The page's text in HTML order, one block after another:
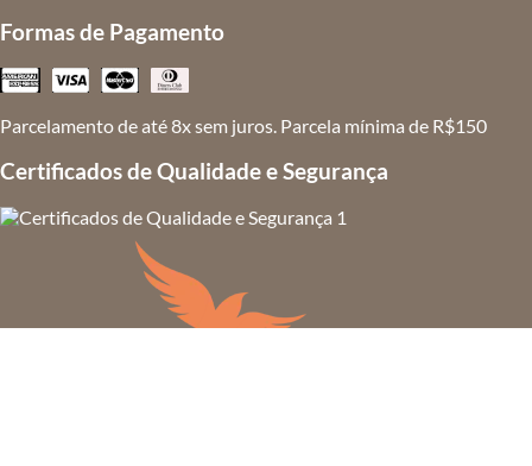
Formas de Pagamento
Parcelamento de até 8x sem juros. Parcela mínima de R$150
Certificados de Qualidade e Segurança